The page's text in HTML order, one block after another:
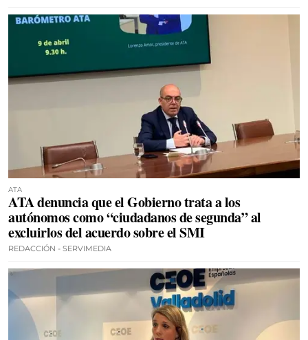
ATA
ATA denuncia que el Gobierno trata a los
autónomos como “ciudadanos de segunda” al
excluirlos del acuerdo sobre el SMI
REDACCIÓN - SERVIMEDIA